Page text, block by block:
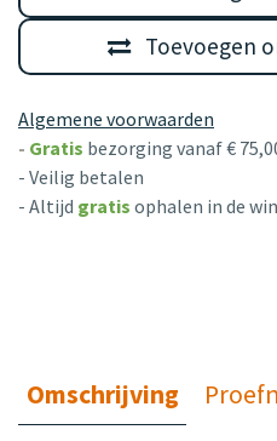
Toevoegen
Algemene voorwaarden
- Gratis bezorging vanaf €
- Veilig betalen
- Altijd gratis ophalen in de
Omschrijving